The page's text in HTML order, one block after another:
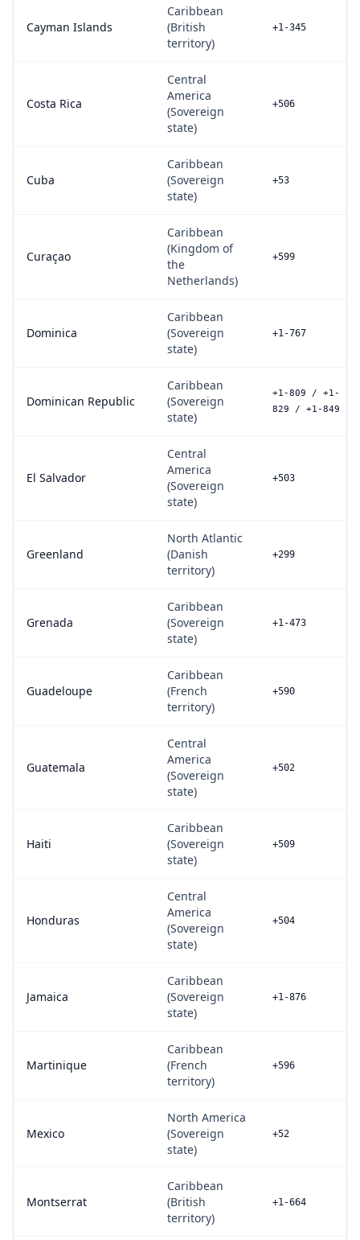
Cayman Islands
Caribbean
(British
territory)
+1-345
Costa Rica
Central
America
(Sovereign
state)
+506
Cuba
Caribbean
(Sovereign
state)
+53
Curaçao
Caribbean
(Kingdom of
the
Netherlands)
+599
Dominica
Caribbean
(Sovereign
state)
+1-767
Dominican Republic
Caribbean
(Sovereign
state)
+1-809 / +1-
829 / +1-849
El Salvador
Central
America
(Sovereign
state)
+503
Greenland
North Atlantic
(Danish
territory)
+299
Grenada
Caribbean
(Sovereign
state)
+1-473
Guadeloupe
Caribbean
(French
territory)
+590
Guatemala
Central
America
(Sovereign
state)
+502
Haiti
Caribbean
(Sovereign
state)
+509
Honduras
Central
America
(Sovereign
state)
+504
Jamaica
Caribbean
(Sovereign
state)
+1-876
Martinique
Caribbean
(French
territory)
+596
Mexico
North America
(Sovereign
state)
+52
Montserrat
Caribbean
(British
territory)
+1-664